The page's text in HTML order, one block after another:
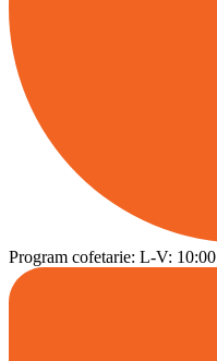
Program cofetarie: L-V: 10:00